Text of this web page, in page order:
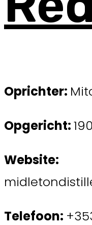
Oprichter:
Opgericht:
Website:
Telefoon: